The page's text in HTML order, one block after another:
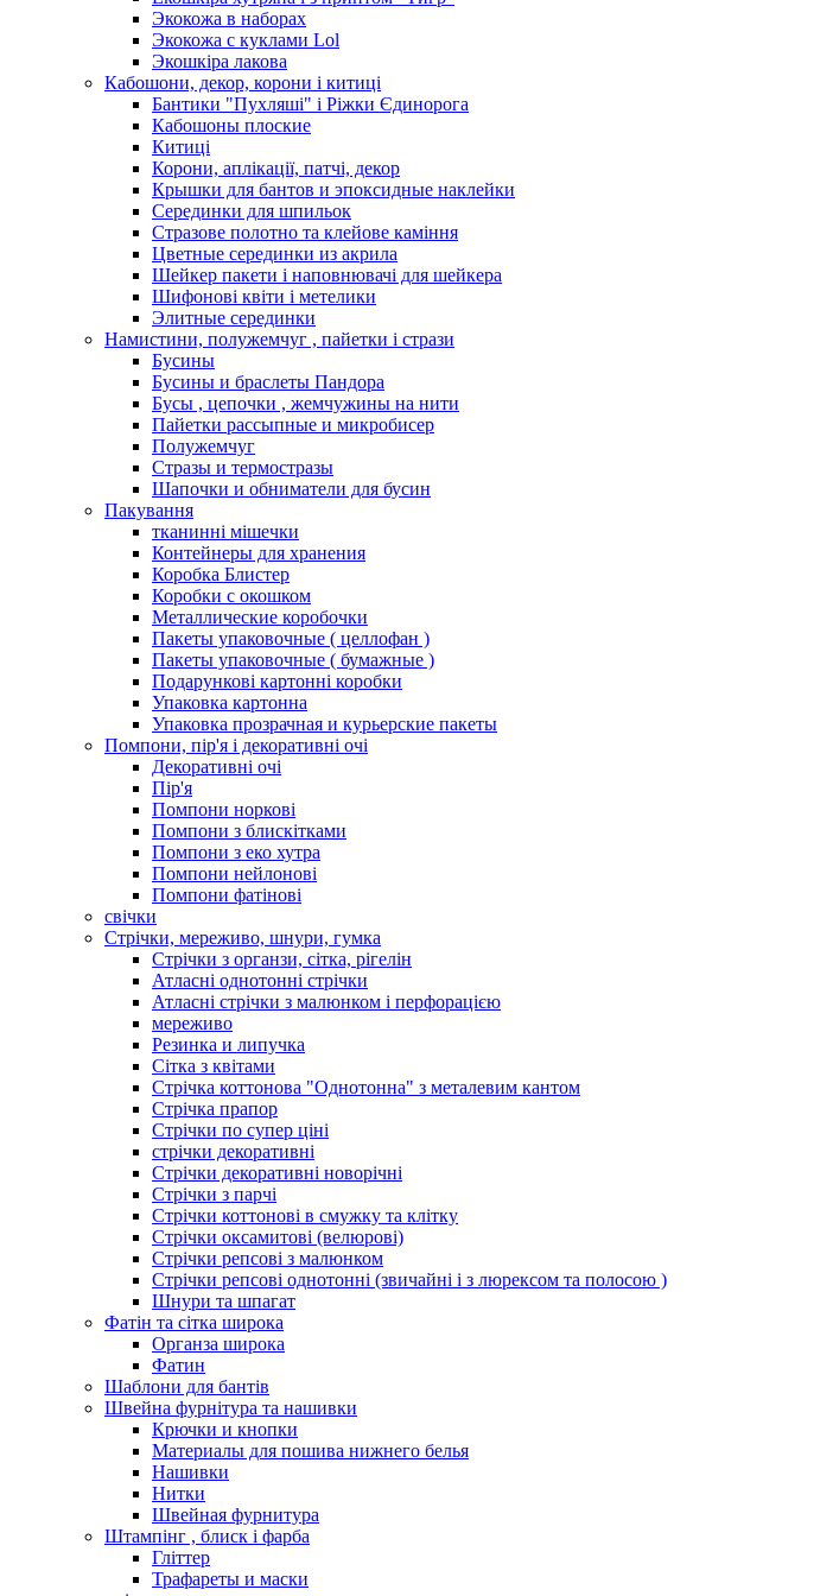
Экокожа в наборах
Экокожа с куклами Lol
Экошкiра лакова
Кабошони, декор, корони і китиці
Бантики "Пухляші" і Ріжки Єдинорога
Кабошоны плоские
Китиці
Корони, аплікації, патчі, декор
Крышки для бантов и эпоксидные наклейки
Серединки для шпильок
Стразове полотно та клейове каміння
Цветные серединки из акрила
Шейкер пакети і наповнювачі для шейкера
Шифонові квіти і метелики
Элитные серединки
Намистини, полужемчуг , пайетки і стрази
Бусины
Бусины и браслеты Пандора
Бусы , цепочки , жемчужины на нити
Пайетки рассыпные и микробисер
Полужемчуг
Стразы и термостразы
Шапочки и обниматели для бусин
Пакування
тканинні мішечки
Контейнеры для хранения
Коробка Блистер
Коробки с окошком
Металлические коробочки
Пакеты упаковочные ( целлофан )
Пакеты упаковочные ( бумажные )
Подарункові картонні коробки
Упаковка картонна
Упаковка прозрачная и курьерские пакеты
Помпони, пір'я і декоративні очі
Декоративні очі
Пір'я
Помпони норкові
Помпони з блискітками
Помпони з еко хутра
Помпони нейлонові
Помпони фатінові
свічки
Стрічки, мереживо, шнури, гумка
Стрічки з органзи, сітка, рігелін
Атласні однотонні стрічки
Атласні стрічки з малюнком і перфорацією
мереживо
Резинка и липучка
Сітка з квітами
Стрічка коттонова "Однотонна" з металевим кантом
Стрічка прапор
Стрічки по супер ціні
стрічки декоративні
Стрічки декоративні новорічні
Стрічки з парчі
Стрічки коттонові в смужку та клітку
Стрічки оксамитові (велюрові)
Стрічки репсові з малюнком
Стрічки репсові однотонні (звичайні і з люрексом та полосою )
Шнури та шпагат
Фатін та сітка широка
Органза широка
Фатин
Шаблони для бантів
Швейна фурнітура та нашивки
Крючки и кнопки
Материалы для пошива нижнего белья
Нашивки
Нитки
Швейная фурнитура
Штампінг , блиск і фарба
Гліттер
Трафареты и маски